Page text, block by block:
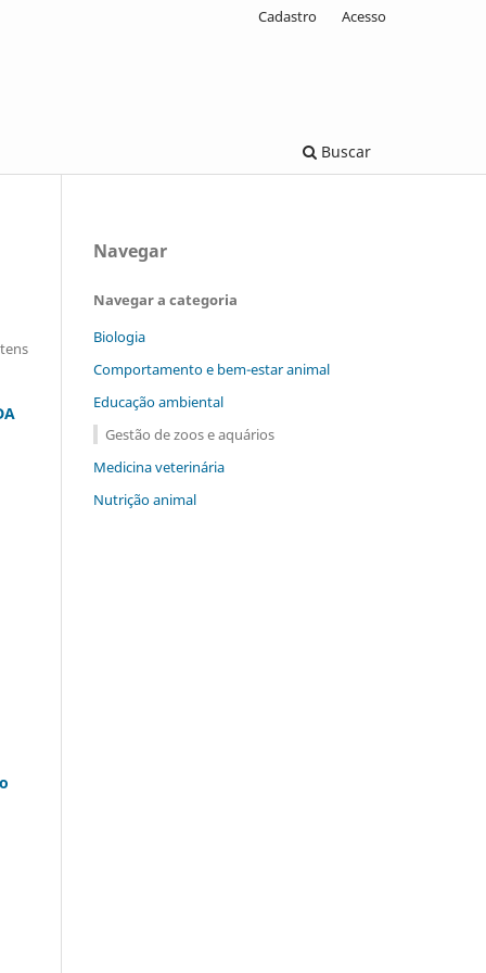
Buscar
Cadastro Acesso
Navegar
Navegar a categoria
Biologia
Comportamento e bem-estar animal
Educação ambiental
Gestão de zoos e aquários
Medicina veterinária
Nutrição animal